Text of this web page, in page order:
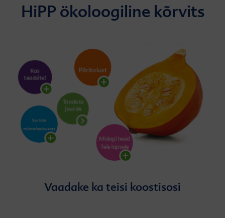
HiPP ökoloogiline kõrvits
Vaadake ka teisi koostisosi